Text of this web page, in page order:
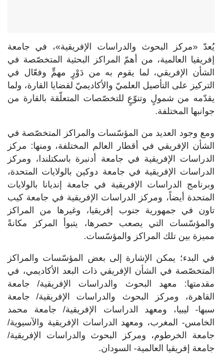
يُعدّ «مركز البحوث والدراسات الإفريقية»، في جامعة
إفريقيا العالمية، من أهمّ المراكز البحثية المتخصّصة في
الشأن الإفريقي، لما يقوم به من دَوْرٍ مهمٍّ وفعّال في
التركيز على التأصيل العلميّ والأكاديميّ لقضايا القارة، ولما
يقدّمه من شمولٍ وتنوّعٍ للتخصّصات المتعلّقة بالقارة من
جوانبها المختلفة.
ومع وجود العديد من المؤسّسات والمراكز المتخصّصة في
الشأن الإفريقي في أقطار العالم المختلفة، ومنها: مركز
الدراسات الإفريقية في جامعة أدنبرة باسكتلندا، ومركز
الدراسات الإفريقية في جامعة دوكين بالولايات المتحدة،
وبرنامج الدراسات الإفريقية في جامعة إنديانا بالولايات
المتحدة أيضاً، ومركز الدراسات الإفريقية في جامعة كيب
تاون في جمهورية جنوب إفريقيا، وغيرها من المراكز
والمؤسّسات التي يصعب حصرها، يتبوأ المركز مكانةً
مميزة بين تلك المراكز والمؤسّسات.
في البدء؛ يمكن الإشارة إلى بعض المؤسّسات والمراكز
المتخصّصة في الشأن الإفريقي ذات البعد الأكاديمي، في
مقدمتها: معهد البحوث والدراسات الإفريقية/ جامعة
القاهرة، ومركز البحوث والدراسات الإفريقية/ جامعة
سبها- ليبيا، ومعهد الدراسات الإفريقية/ جامعة محمد
الخامس- المغرب، ومعهد الدراسات الإفريقية والآسيوية/
جامعة الخرطوم، ومركز البحوث والدراسات الإفريقية/
جامعة إفريقيا العالمية- السودان.